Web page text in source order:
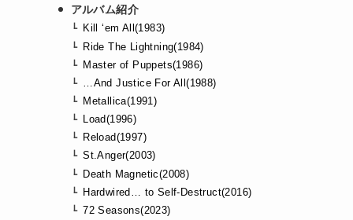
アルバム紹介
Kill ‘em All(1983)
Ride The Lightning(1984)
Master of Puppets(1986)
…And Justice For All(1988)
Metallica(1991)
Load(1996)
Reload(1997)
St.Anger(2003)
Death Magnetic(2008)
Hardwired… to Self-Destruct(2016)
72 Seasons(2023)